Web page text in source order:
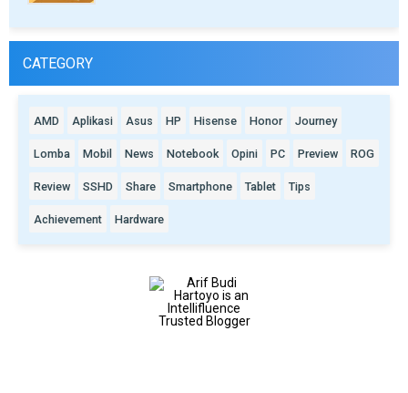
CATEGORY
AMD Aplikasi Asus HP Hisense Honor Journey
Lomba Mobil News Notebook Opini PC Preview ROG
Review SSHD Share Smartphone Tablet Tips
Achievement Hardware